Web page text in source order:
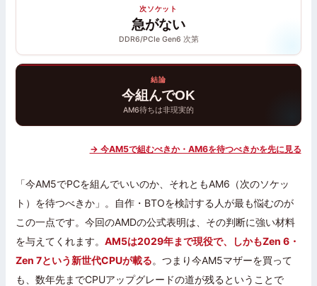
次ソケット
急がない
DDR6/PCIe Gen6 次第
結論
今組んでOK
AM6待ちは非現実的
→ 今AM5で組むべきか・AM6を待つべきかを先に見る
「今AM5でPCを組んでいいのか、それともAM6（次のソケッ
ト）を待つべきか」。自作・BTOを検討する人が最も悩むのが
この一点です。今回のAMDの公式表明は、その判断に強い材料
を与えてくれます。AM5は2029年まで現役で、しかもZen 6・
Zen 7という新世代CPUが載る。つまり今AM5マザーを買って
も、数年先までCPUアップグレードの道が残るということで